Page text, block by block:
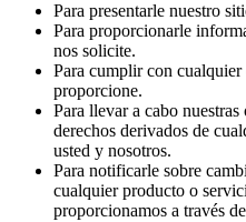
Para presentarle nuestro
Para proporcionarle
nos solicite.
Para cumplir con
proporcione.
Para llevar a cabo
derechos derivados de
usted y nosotros.
Para notificarle sobre
cualquier producto o
proporcionamos a través